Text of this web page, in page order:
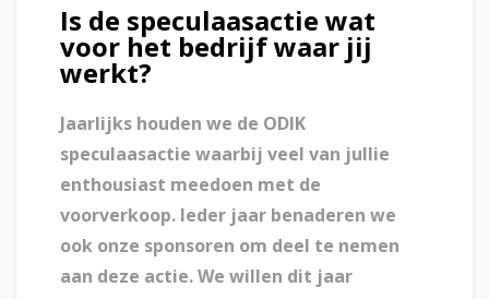
Is de speculaasactie wat
voor het bedrijf waar jij
werkt?
Jaarlijks houden we de ODIK
speculaasactie waarbij veel van jullie
enthousiast meedoen met de
voorverkoop. Ieder jaar benaderen we
ook onze sponsoren om deel te nemen
aan deze actie. We willen dit jaar